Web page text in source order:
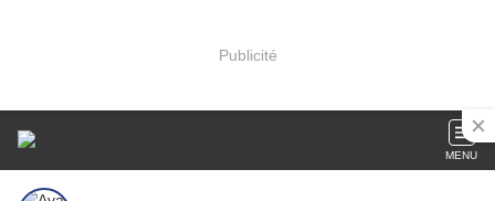
Publicité
MENU